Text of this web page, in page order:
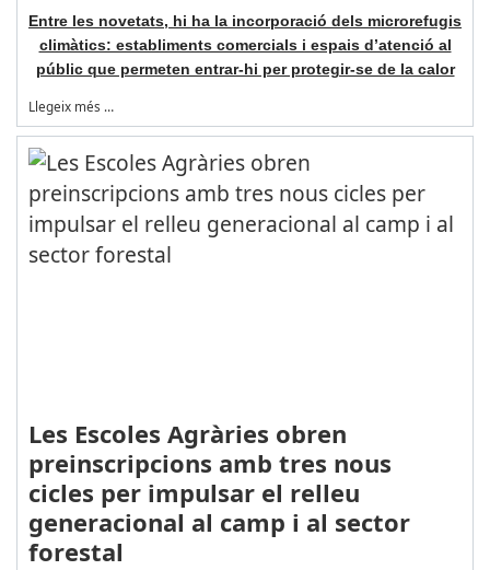
Entre les novetats, hi ha la incorporació dels microrefugis
climàtics: establiments comercials i espais d’atenció al
públic que permeten entrar-hi per protegir-se de la calor
Llegeix més …
Les Escoles Agràries obren
preinscripcions amb tres nous
cicles per impulsar el relleu
generacional al camp i al sector
forestal